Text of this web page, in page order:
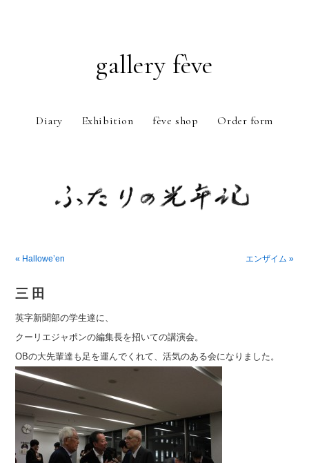
gallery fève
Diary Exhibition fève shop Order form
« Hallowe’en
エンザイム »
三 田
英字新聞部の学生達に、
クーリエジャポンの編集長を招いての講演会。
OBの大先輩達も足を運んでくれて、活気のある会になりました。